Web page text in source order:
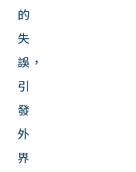
的
失
誤，
引
發
外
界